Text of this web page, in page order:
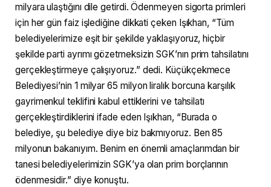
milyara ulaştığını dile getirdi. Ödenmeyen sigorta primleri
için her gün faiz işlediğine dikkati çeken Işıkhan, “Tüm
belediyelerimize eşit bir şekilde yaklaşıyoruz, hiçbir
şekilde parti ayrımı gözetmeksizin SGK’nın prim tahsilatını
gerçekleştirmeye çalışıyoruz.” dedi. Küçükçekmece
Belediyesi’nin 1 milyar 65 milyon liralık borcuna karşılık
gayrimenkul teklifini kabul ettiklerini ve tahsilatı
gerçekleştirdiklerini ifade eden Işıkhan, “Burada o
belediye, şu belediye diye biz bakmıyoruz. Ben 85
milyonun bakanıyım. Benim en önemli amaçlarımdan bir
tanesi belediyelerimizin SGK’ya olan prim borçlarının
ödenmesidir.” diye konuştu.